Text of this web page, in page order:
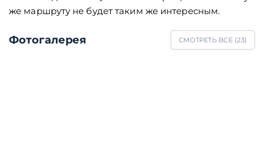
же маршруту не будет таким же интересным.
Фотогалерея СМОТРЕТЬ ВСЕ (23)